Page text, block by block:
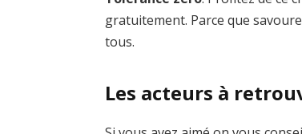
gratuitement. Parce que
tous.
Les acteurs à